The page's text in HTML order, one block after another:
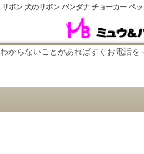
リボン 犬のリボン バンダナ チョーカー ペ
♪わからないことがあればすぐお